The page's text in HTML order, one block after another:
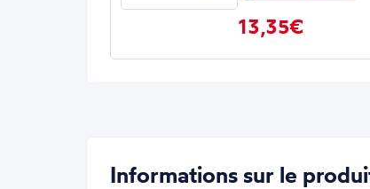
13,35€
Informations sur le